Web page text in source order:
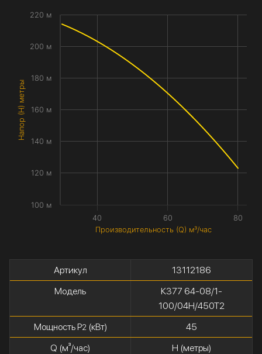
Производительность (Q) м³/час
Напор (H) метры
40 60 80
100 м
120 м
140 м
160 м
180 м
200 м
220 м
Артикул
13112186
Модель
К377 64-08/1-
100/04Н/450Т2
Мощность P2(кВт)
45
Q (м³/час)
H (метры)